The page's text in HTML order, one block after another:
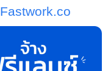
Fastwork.co